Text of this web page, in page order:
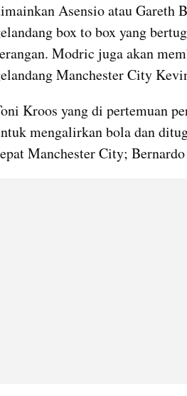
Asensio atau Gareth
box to box yang
Modric juga akan
Manchester City
Kroos yang di pertemuan
mengalirkan bola dan
Manchester City;